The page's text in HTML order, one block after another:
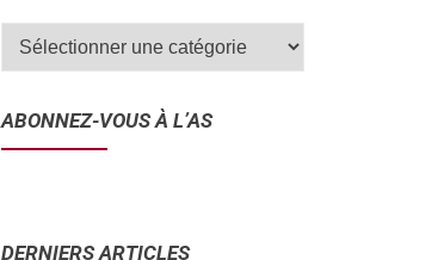
ABONNEZ-VOUS À L’AS
DERNIERS ARTICLES